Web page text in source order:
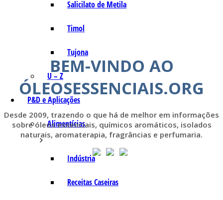
Salicilato de Metila
Timol
Tujona
U – Z
P&D e Aplicações
Alimentícias
Indústria
Receitas Caseiras
BEM-VINDO AO
ÓLEOSESSENCIAIS.ORG
Desde 2009, trazendo o que há de melhor em informações
sobre óleos essenciais, químicos aromáticos, isolados
naturais, aromaterapia, fragrâncias e perfumaria.